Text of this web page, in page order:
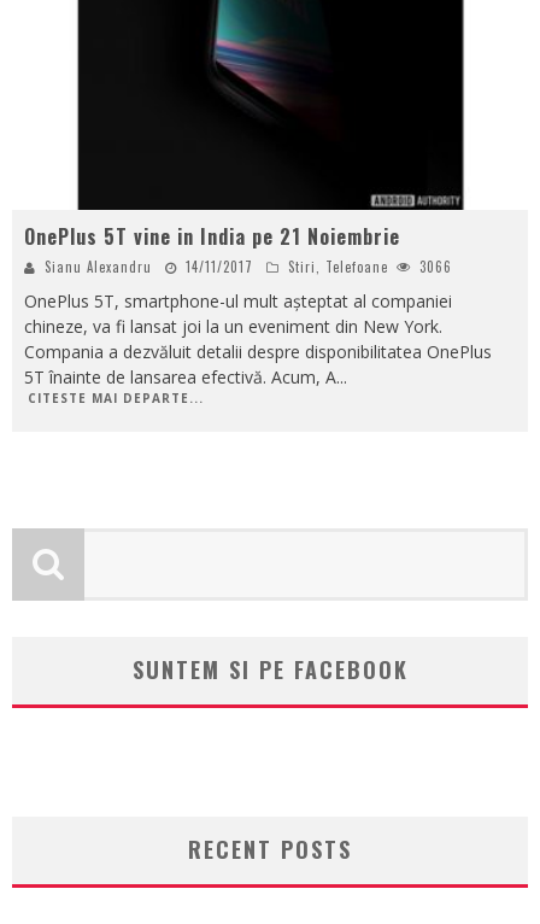
OnePlus 5T vine in India pe 21 Noiembrie
Sianu Alexandru 14/11/2017 Stiri, Telefoane 3066
OnePlus 5T, smartphone-ul mult așteptat al companiei
chineze, va fi lansat joi la un eveniment din New York.
Compania a dezvăluit detalii despre disponibilitatea OnePlus
5T înainte de lansarea efectivă. Acum, A...
CITESTE MAI DEPARTE...
SUNTEM SI PE FACEBOOK
RECENT POSTS